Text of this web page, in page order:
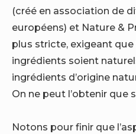
(créé en association de
européens) et Nature &
plus stricte, exigeant
ingrédients soient
ingrédients d’origine
On ne peut l’obtenir que
Notons pour finir que